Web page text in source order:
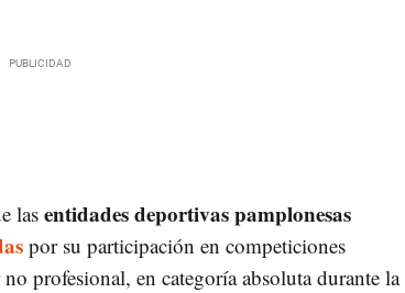
lasentidades deportivas pamplonesas
por su participación en competiciones
profesional, en categoría absoluta durante la